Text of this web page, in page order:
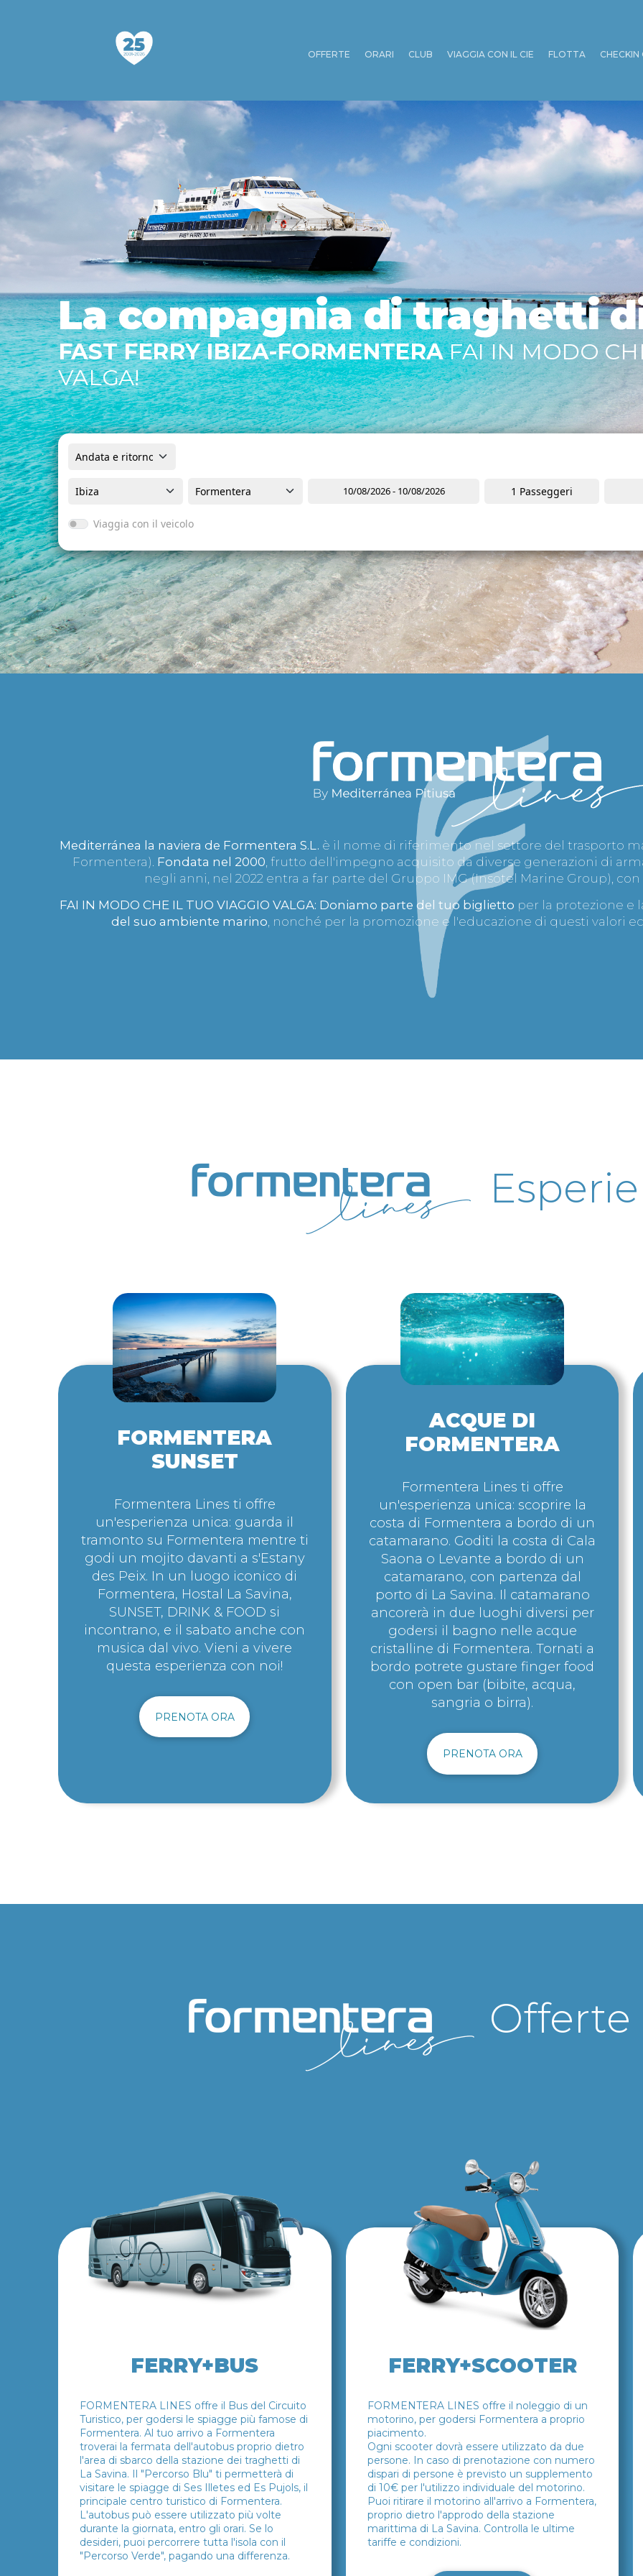
OFFERTE ORARI CLUB VIAGGIA CON IL CIE FLOTTA CHECKIN
La compagnia di traghetti
FAST FERRY IBIZA-FORMENTERAFAI IN MODO
VALGA!
1 Passeggeri
Viaggia con il veicolo
Tipo di veicolo
Marca
Mediterránea la naviera de Formentera S.L. è il nome di riferimento nel settore del trasporto
Formentera). Fondata nel 2000 , frutto dell'impegno acquisito da diverse generazioni di
negli anni, nel 2022 entra a far parte del Gruppo IMG (Insotel Marine Group),
FAI IN MODO CHE IL TUO VIAGGIO VALGA: Doniamo parte del tuo biglietto per la protezione e
del suo ambiente marino , nonché per la promozione e l'educazione di questi valori
FORMENTERA
SUNSET
Formentera Lines ti offre
un'esperienza unica: guarda il
tramonto su Formentera mentre ti
godi un mojito davanti a s'Estany
des Peix. In un luogo iconico di
Formentera, Hostal La Savina,
SUNSET, DRINK & FOOD si
incontrano, e il sabato anche con
musica dal vivo. Vieni a vivere
questa esperienza con noi!
PRENOTA ORA
ACQUE DI
FORMENTERA
Formentera Lines ti offre
un'esperienza unica: scoprire la
costa di Formentera a bordo di un
catamarano. Goditi la costa di Cala
Saona o Levante a bordo di un
catamarano, con partenza dal
porto di La Savina. Il catamarano
ancorerà in due luoghi diversi per
godersi il bagno nelle acque
cristalline di Formentera. Tornati a
bordo potrete gustare finger food
con open bar (bibite, acqua,
sangria o birra).
PRENOTA ORA
Offerte
FERRY+BUS
FORMENTERA LINES offre il Bus del Circuito
Turistico, per godersi le spiagge più famose di
Formentera. Al tuo arrivo a Formentera
troverai la fermata dell'autobus proprio dietro
l'area di sbarco della stazione dei traghetti di
La Savina. Il "Percorso Blu" ti permetterà di
visitare le spiagge di Ses Illetes ed Es Pujols, il
principale centro turistico di Formentera.
L'autobus può essere utilizzato più volte
durante la giornata, entro gli orari. Se lo
desideri, puoi percorrere tutta l'isola con il
"Percorso Verde", pagando una differenza.
FERRY+SCOOTER
FORMENTERA LINES offre il noleggio di un
motorino, per godersi Formentera a proprio
piacimento.
Ogni scooter dovrà essere utilizzato da due
persone. In caso di prenotazione con numero
dispari di persone è previsto un supplemento
di 10€ per l'utilizzo individuale del motorino.
Puoi ritirare il motorino all'arrivo a Formentera,
proprio dietro l'approdo della stazione
marittima di La Savina. Controlla le ultime
tariffe e condizioni.